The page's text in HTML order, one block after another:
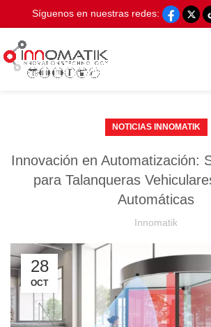
Síguenos en nuestras redes:
NOTICIAS INNOMATIK
Innovación en Automatización:
para Talanqueras
Automáticas
Innomatik
28
OCT